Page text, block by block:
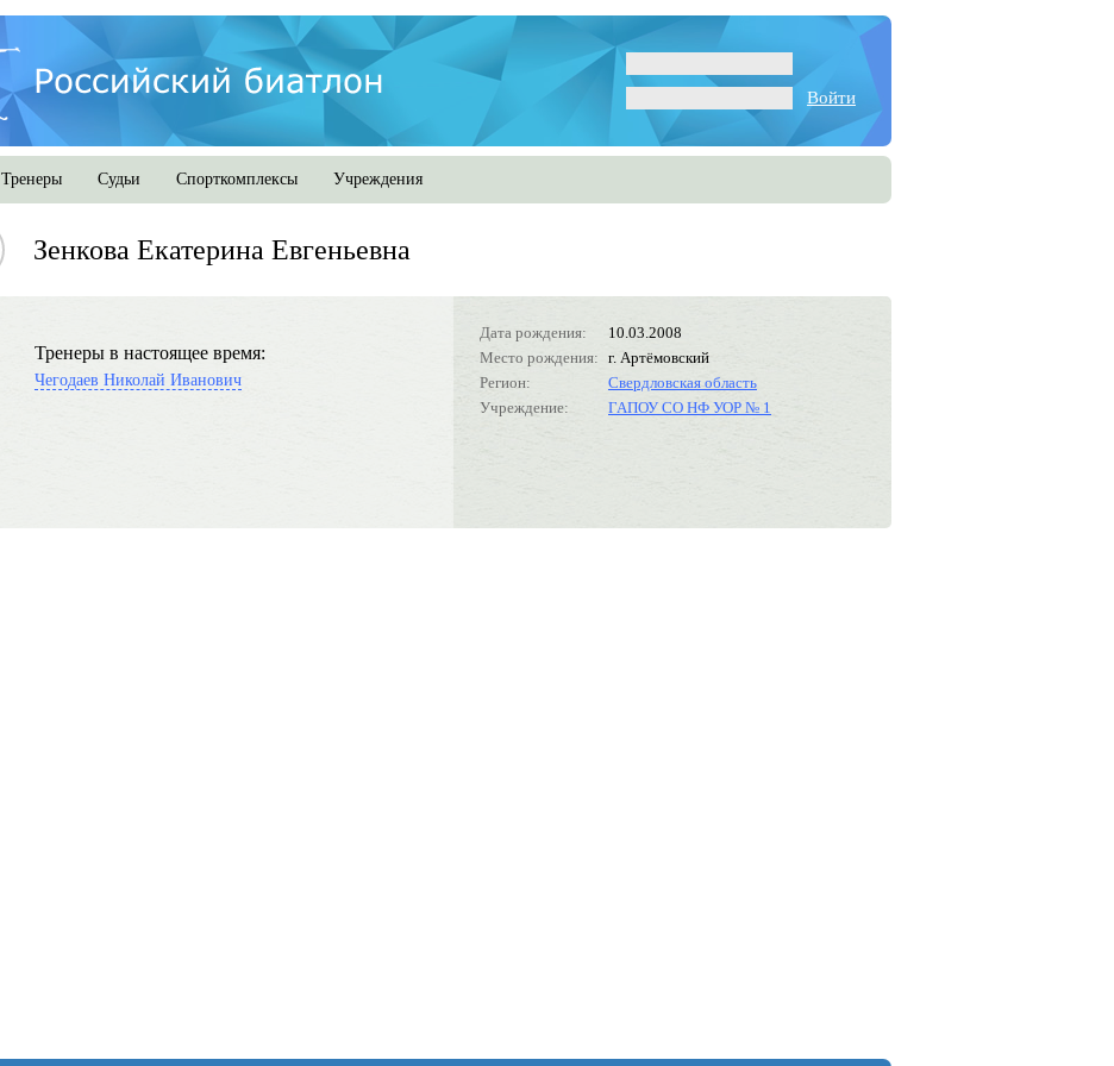
Войти
Тренеры Судьи Спорткомплексы Учреждения
Зенкова Екатерина Евгеньевна
Дата рождения:
10.03.2008
Место рождения: г. Артёмовский
Регион:
Свердловская область
Учреждение:
ГАПОУ СО НФ УОР № 1
Тренеры в настоящее время:
Чегодаев Николай Иванович